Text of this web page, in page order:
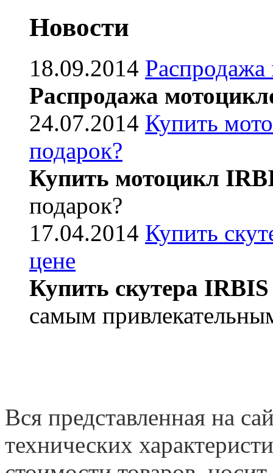
Новости
18.09.2014
Распродажа
24.07.2014 Купить
подарок?
Купить мотоцикл
подарок?
17.04.2014 Купить
цене
Купить скутера IRBIS
самым
Вся представленная на
технических